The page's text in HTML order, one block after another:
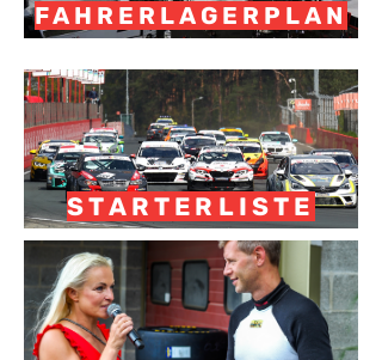
FAHRERLAGERPLAN
STARTERLISTE